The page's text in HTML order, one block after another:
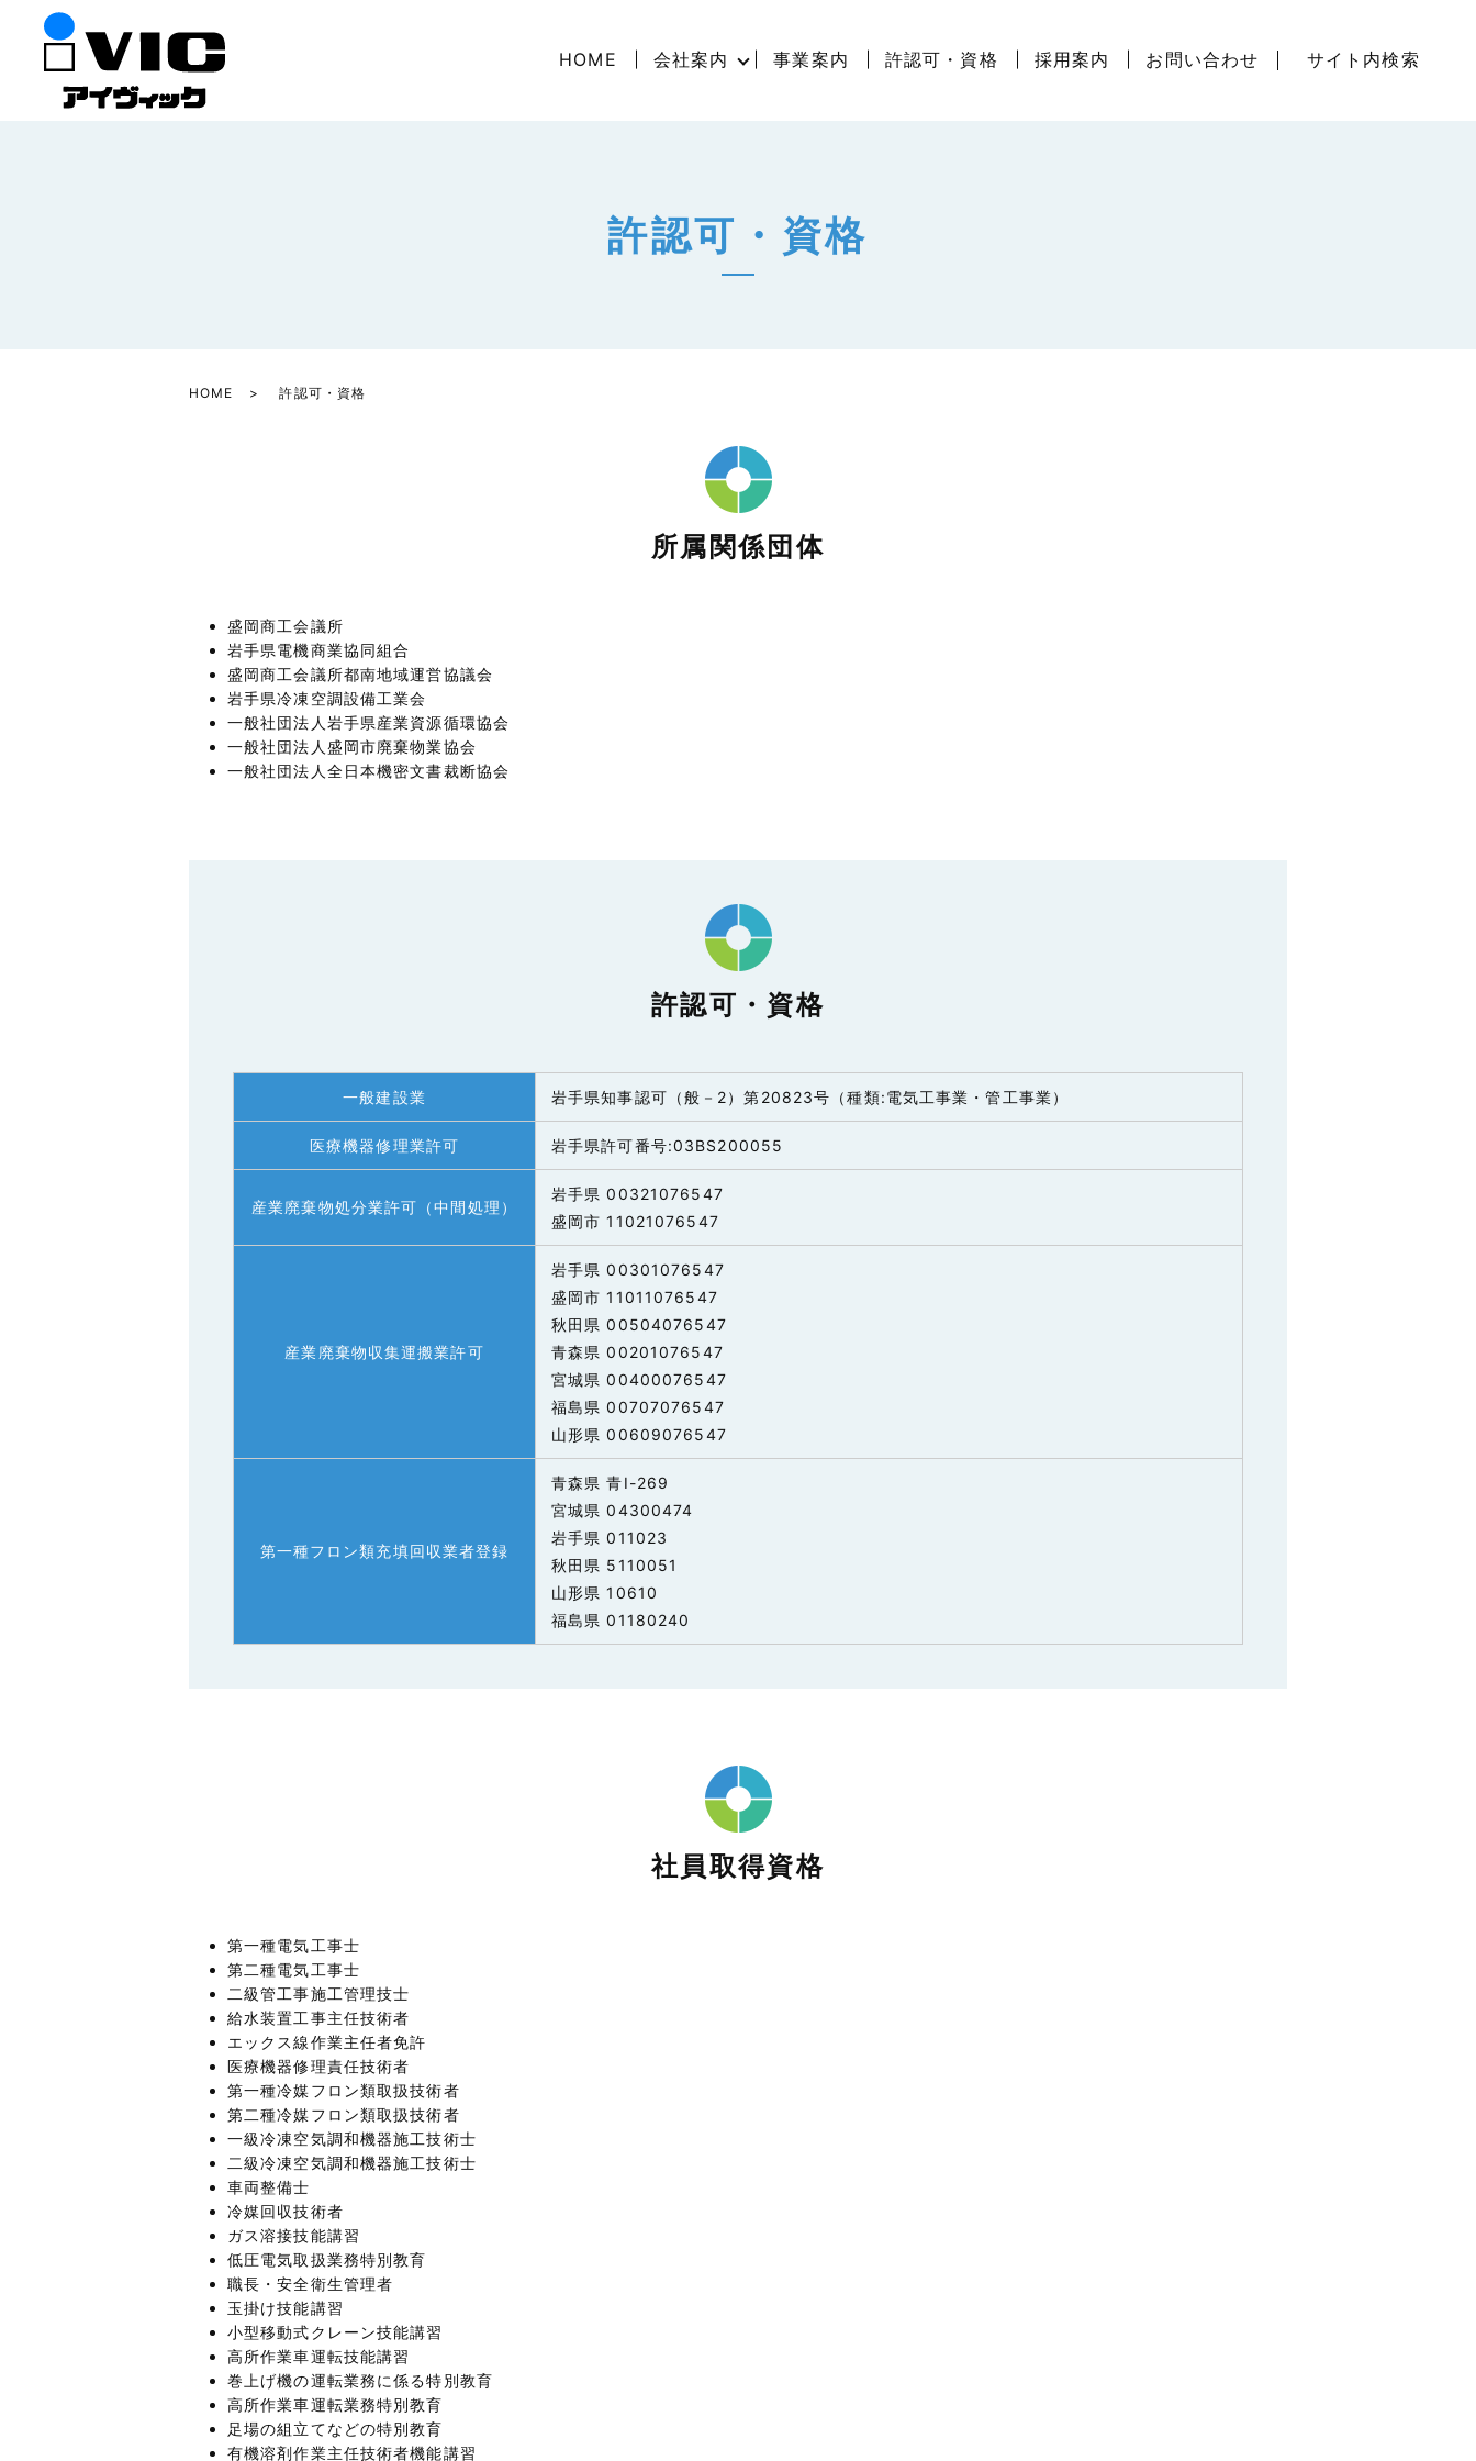
HOME 会社案内 事業案内 許認可・資格 採用案内 お問い合わせ サイト内検索
許認可・資格
HOME 許認可・資格
所属関係団体
盛岡商工会議所
岩手県電機商業協同組合
盛岡商工会議所都南地域運営協議会
岩手県冷凍空調設備工業会
一般社団法人岩手県産業資源循環協会
一般社団法人盛岡市廃棄物業協会
一般社団法人全日本機密文書裁断協会
許認可・資格
一般建設業 岩手県知事認可（般－2）第20823号（種類:電気工事業・管工事業）
医療機器修理業許可 岩手県許可番号:03BS200055
産業廃棄物処分業許可（中間処理）
岩手県 00321076547
盛岡市 11021076547
産業廃棄物収集運搬業許可
岩手県 00301076547
盛岡市 11011076547
秋田県 00504076547
青森県 00201076547
宮城県 00400076547
福島県 00707076547
山形県 00609076547
第一種フロン類充填回収業者登録
青森県 青I-269
宮城県 04300474
岩手県 011023
秋田県 5110051
山形県 10610
福島県 01180240
社員取得資格
第一種電気工事士
第二種電気工事士
二級管工事施工管理技士
給水装置工事主任技術者
エックス線作業主任者免許
医療機器修理責任技術者
第一種冷媒フロン類取扱技術者
第二種冷媒フロン類取扱技術者
一級冷凍空気調和機器施工技術士
二級冷凍空気調和機器施工技術士
車両整備士
冷媒回収技術者
ガス溶接技能講習
低圧電気取扱業務特別教育
職長・安全衛生管理者
玉掛け技能講習
小型移動式クレーン技能講習
高所作業車運転技能講習
巻上げ機の運転業務に係る特別教育
高所作業車運転業務特別教育
足場の組立てなどの特別教育
有機溶剤作業主任技術者機能講習